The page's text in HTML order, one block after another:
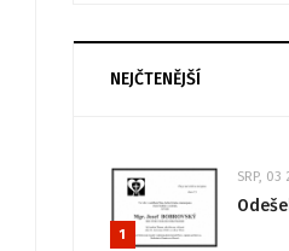
NEJČTENĚJŠÍ
1
SRP, 03